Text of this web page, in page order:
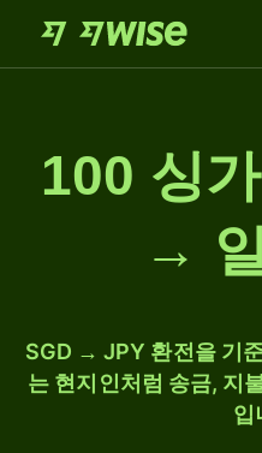
100 싱
→
SGD → JPY 환전을 기
는 현지인처럼 송금, 지
입